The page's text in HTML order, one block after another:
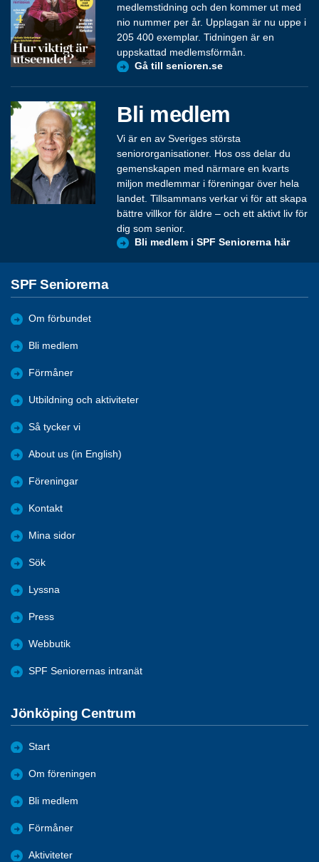
medlemstidning och den kommer ut med
nio nummer per år. Upplagan är nu uppe i
205 400 exemplar. Tidningen är en
uppskattad medlemsförmån.
Gå till senioren.se
Bli medlem
Vi är en av Sveriges största
seniororganisationer. Hos oss delar du
gemenskapen med närmare en kvarts
miljon medlemmar i föreningar över hela
landet. Tillsammans verkar vi för att skapa
bättre villkor för äldre – och ett aktivt liv för
dig som senior.
Bli medlem i SPF Seniorerna här
SPF Seniorerna
Om förbundet
Bli medlem
Förmåner
Utbildning och aktiviteter
Så tycker vi
About us (in English)
Föreningar
Kontakt
Mina sidor
Sök
Lyssna
Press
Webbutik
SPF Seniorernas intranät
Jönköping Centrum
Start
Om föreningen
Bli medlem
Förmåner
Aktiviteter